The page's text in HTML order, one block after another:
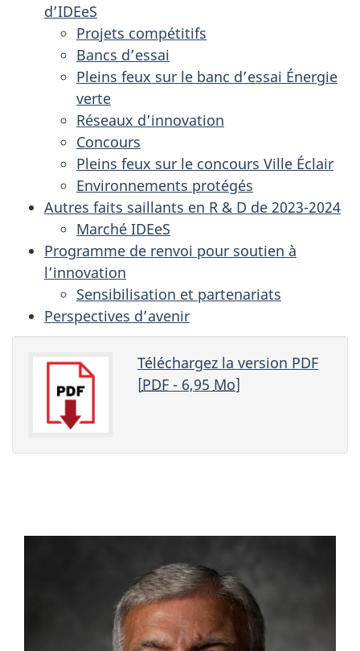
d’IDEeS
Projets compétitifs
Bancs d’essai
Pleins feux sur le banc d’essai Énergie
verte
Réseaux d’innovation
Concours
Pleins feux sur le concours Ville Éclair
Environnements protégés
Autres faits saillants en R & D de 2023-2024
Marché IDEeS
Programme de renvoi pour soutien à
l’innovation
Sensibilisation et partenariats
Perspectives d’avenir
Téléchargez la version PDF
[PDF- 6,95 Mo]